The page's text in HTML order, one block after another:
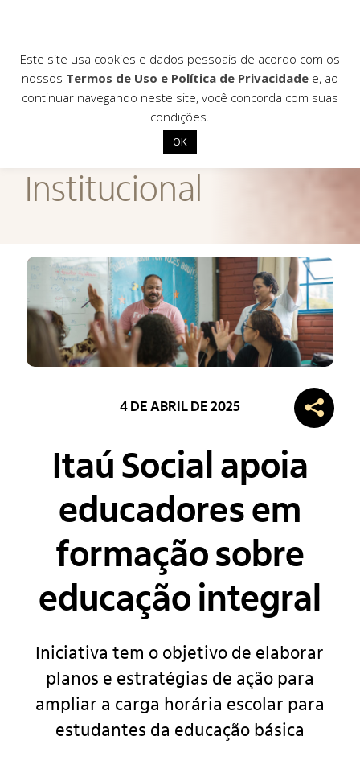
Institucional
Biblioteca
Notícias
Editais
Contato
Institucional
4 DE ABRIL DE 2025
Itaú Social apoia
educadores em
formação sobre
educação integral
Iniciativa tem o objetivo de elaborar
planos e estratégias de ação para
ampliar a carga horária escolar para
estudantes da educação básica
Este site usa cookies e dados pessoais de acordo com os
nossos Termos de Uso e Política de Privacidade e, ao
continuar navegando neste site, você concorda com suas
condições.
OK